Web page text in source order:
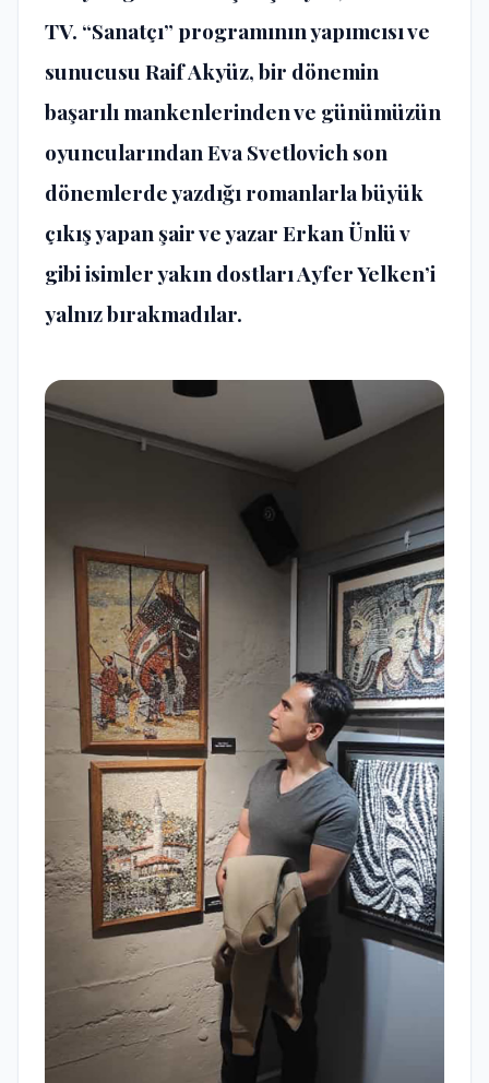
TV. “Sanatçı” programının yapımcısı ve
sunucusu Raif Akyüz, bir dönemin
başarılı mankenlerinden ve günümüzün
oyuncularından Eva Svetlovich son
dönemlerde yazdığı romanlarla büyük
çıkış yapan şair ve yazar Erkan Ünlü v
gibi isimler yakın dostları Ayfer Yelken’i
yalnız bırakmadılar.